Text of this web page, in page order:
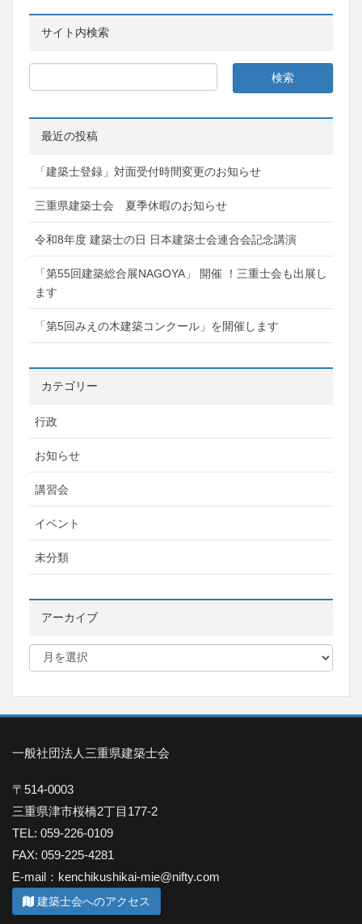
サイト内検索
最近の投稿
「建築士登録」対面受付時間変更のお知らせ
三重県建築士会 夏季休暇のお知らせ
令和8年度 建築士の日 日本建築士会連合会記念講演
「第55回建築総合展NAGOYA」 開催 ！三重士会も出展し
ます
「第5回みえの木建築コンクール」を開催します
カテゴリー
行政
お知らせ
講習会
イベント
未分類
アーカイブ
一般社団法人三重県建築士会
〒514-0003
三重県津市桜橋2丁目177-2
TEL: 059-226-0109
FAX: 059-225-4281
E-mail：kenchikushikai-mie@nifty.com
建築士会へのアクセス